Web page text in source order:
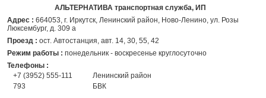
АЛЬТЕРНАТИВА транспортная служба, ИП
Адрес : 664053, г. Иркутск, Ленинский район, Ново-Ленино, ул. Розы
Люксембург, д. 309 а
Проезд : ост. Автостанция, авт. 14, 30, 55, 42
Режим работы : понедельник - воскресенье круглосуточно
Телефоны :
+7 (3952) 555-111
Ленинский район
793
БВК